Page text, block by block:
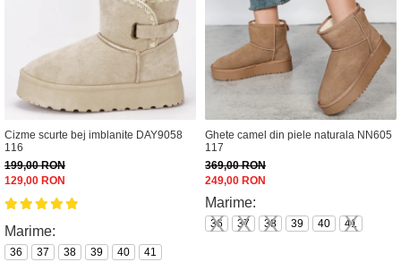
Cizme scurte bej imblanite DAY9058
116
199,00 RON
129,00 RON
Marime:
36 37 38 39 40 41
Ghete camel din piele naturala NN605
117
369,00 RON
249,00 RON
Marime:
36 37 38 39 40 41